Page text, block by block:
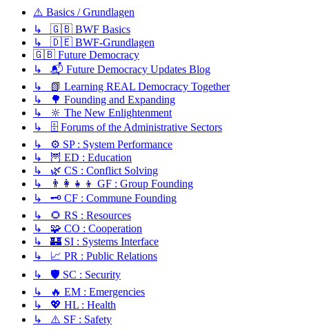
⚠️ Basics / Grundlagen
↳ 🇬🇧 BWF Basics
↳ 🇩🇪 BWF-Grundlagen
🇬🇧 Future Democracy
↳ 📬 Future Democracy Updates Blog
↳ 📗 Learning REAL Democracy Together
↳ 🌳 Founding and Expanding
↳ 🔆 The New Enlightenment
↳ 🗄️ Forums of the Administrative Sectors
↳ ⚙️ SP : System Performance
↳ 🦉 ED : Education
↳ 🌿 CS : Conflict Solving
↳ 👨‍👩‍👧‍👦 GF : Group Founding
↳ 🗝️ CF : Commune Founding
↳ 🌻 RS : Resources
↳ 🧩 CO : Cooperation
↳ 🏰 SI : Systems Interface
↳ 📈 PR : Public Relations
↳ 🛡️ SC : Security
↳ 🔥 EM : Emergencies
↳ 💖 HL : Health
↳ ⚠️ SF : Safety